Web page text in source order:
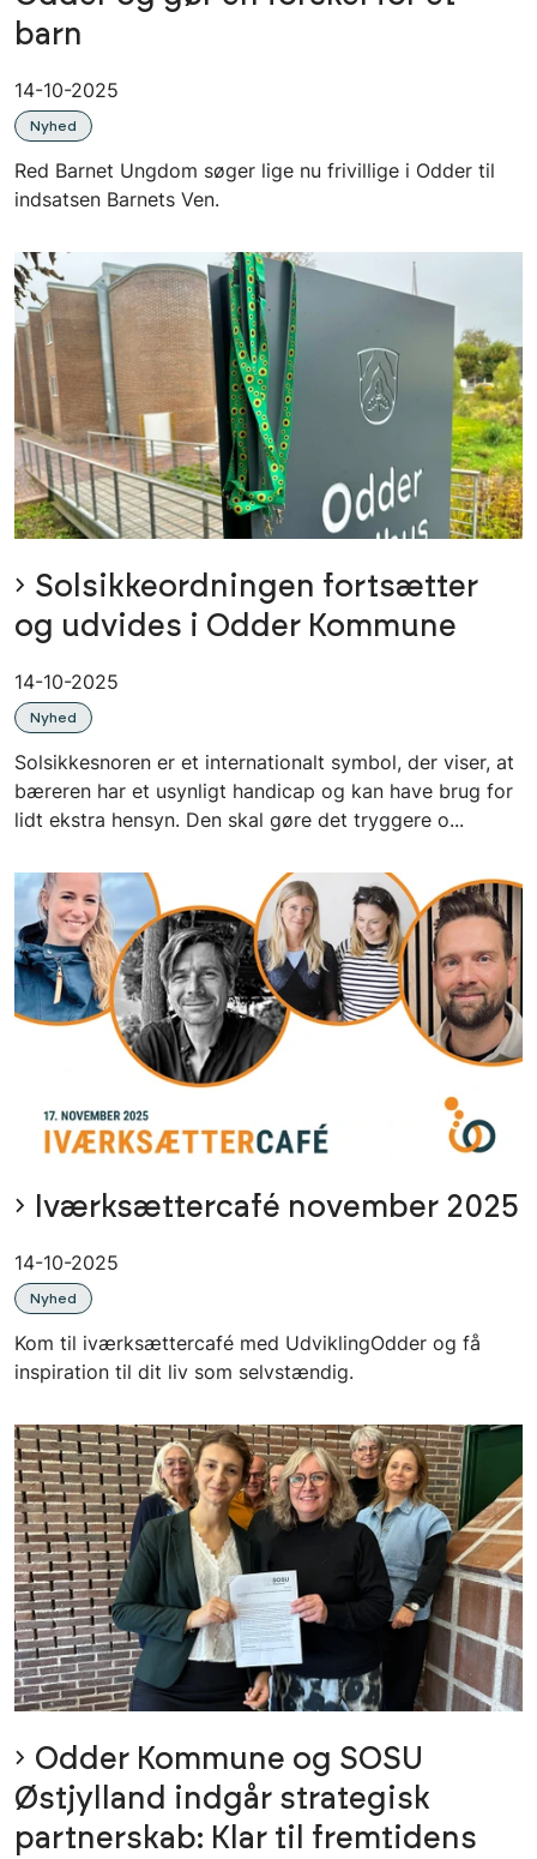
barn
14-10-2025
Nyhed
Red Barnet Ungdom søger lige nu frivillige i Odder til
indsatsen Barnets Ven.
Solsikkeordningen fortsætter
og udvides i Odder Kommune
14-10-2025
Nyhed
Solsikkesnoren er et internationalt symbol, der viser, at
bæreren har et usynligt handicap og kan have brug for
lidt ekstra hensyn. Den skal gøre det tryggere o...
Iværksættercafé november 2025
14-10-2025
Nyhed
Kom til iværksættercafé med UdviklingOdder og få
inspiration til dit liv som selvstændig.
Odder Kommune og SOSU
Østjylland indgår strategisk
partnerskab: Klar til fremtidens